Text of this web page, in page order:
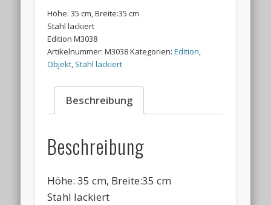
Höhe: 35 cm, Breite:35 cm
Stahl lackiert
Edition M3038
Artikelnummer:M3038Kategorien:Edition,
Objekt, Stahl lackiert
Beschreibung
Beschreibung
Höhe: 35 cm, Breite:35 cm
Stahl lackiert